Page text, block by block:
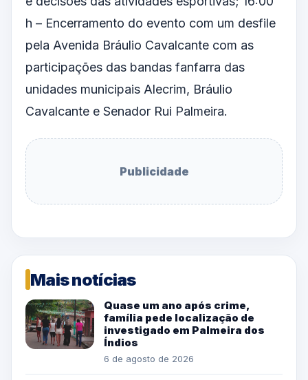
h – Encerramento do evento com um desfile
pela Avenida Bráulio Cavalcante com as
participações das bandas fanfarra das
unidades municipais Alecrim, Bráulio
Cavalcante e Senador Rui Palmeira.
Publicidade
Mais notícias
Quase um ano após crime,
família pede localização de
investigado em Palmeira dos
Índios
6 de agosto de 2026